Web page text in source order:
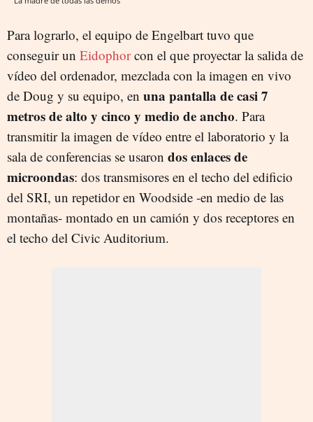
Para lograrlo, el equipo de Engelbart tuvo que
conseguir un Eidophorcon el que proyectar la salida de
vídeo del ordenador, mezclada con la imagen en vivo
de Doug y su equipo, en una pantalla de casi 7
metros de alto y cinco y medio de ancho. Para
transmitir la imagen de vídeo entre el laboratorio y la
sala de conferencias se usaron dos enlaces de
microondas: dos transmisores en el techo del edificio
del SRI, un repetidor en Woodside -en medio de las
montañas- montado en un camión y dos receptores en
el techo del Civic Auditorium.